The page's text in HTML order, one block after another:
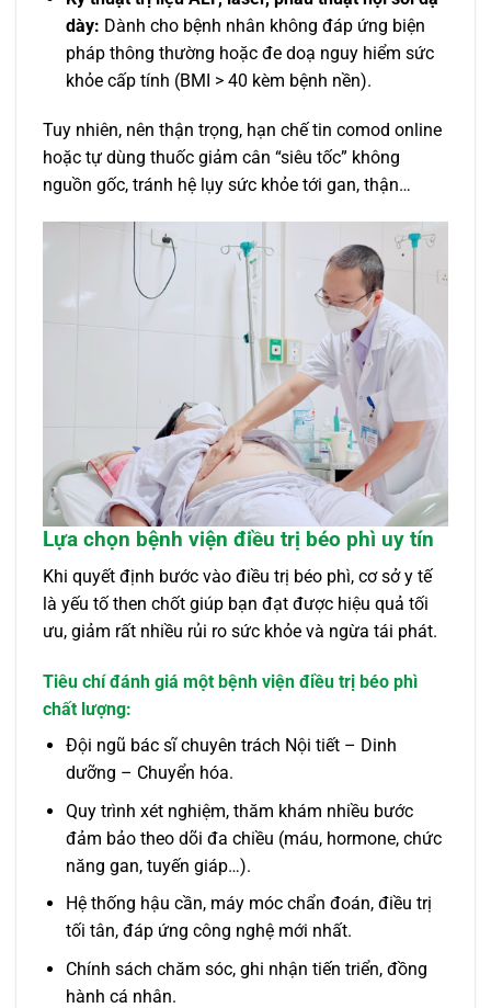
dày: Dành cho bệnh nhân không đáp ứng biện
pháp thông thường hoặc đe doạ nguy hiểm sức
khỏe cấp tính (BMI > 40 kèm bệnh nền).
Tuy nhiên, nên thận trọng, hạn chế tin comod online
hoặc tự dùng thuốc giảm cân “siêu tốc” không
nguồn gốc, tránh hệ lụy sức khỏe tới gan, thận…
Lựa chọn bệnh viện điều trị béo phì uy tín
Khi quyết định bước vào điều trị béo phì, cơ sở y tế
là yếu tố then chốt giúp bạn đạt được hiệu quả tối
ưu, giảm rất nhiều rủi ro sức khỏe và ngừa tái phát.
Tiêu chí đánh giá một bệnh viện điều trị béo phì
chất lượng:
Đội ngũ bác sĩ chuyên trách Nội tiết – Dinh
dưỡng – Chuyển hóa.
Quy trình xét nghiệm, thăm khám nhiều bước
đảm bảo theo dõi đa chiều (máu, hormone, chức
năng gan, tuyến giáp…).
Hệ thống hậu cần, máy móc chẩn đoán, điều trị
tối tân, đáp ứng công nghệ mới nhất.
Chính sách chăm sóc, ghi nhận tiến triển, đồng
hành cá nhân.